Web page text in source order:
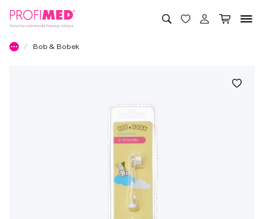
Bob & Bobek